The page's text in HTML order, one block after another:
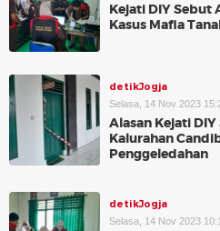
Kejati DIY Sebut
Kasus Mafia
detikJogja
Selasa, 14 Nov 2023
Alasan Kejati
Kalurahan
Penggeledahan
detikJogja
Selasa, 14 Nov 2023